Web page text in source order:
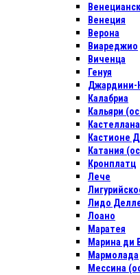
Венеция
Верона
Виареджио
Виченца
Генуя
Джардини-
Калабриа
Кальяри
Кастионе
Катания
Кронплатц
Лече
Лидо
Лоано
Маратея
Марина ди
Мармолада
Мессина